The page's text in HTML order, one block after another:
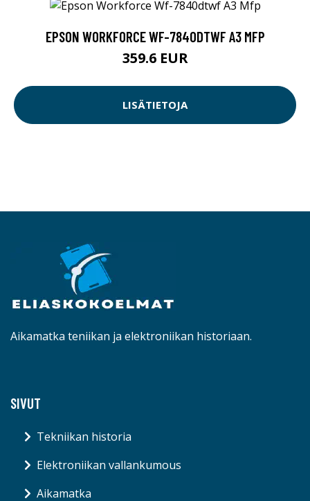
EPSON WORKFORCE WF-7840DTWF A3 MFP
359.6 EUR
LISÄTIETOJA
Aikamatka teniikan ja elektroniikan historiaan.
SIVUT
Tekniikan historia
Elektroniikan vallankumous
Aikamatka